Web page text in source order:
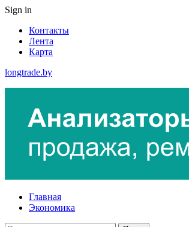
Sign in
Контакты
Лента
Карта
longtrade.by
Главная
Экономика